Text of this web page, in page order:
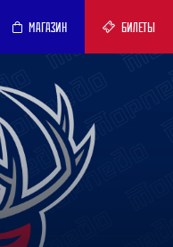
МАГАЗИН БИЛЕТЫ